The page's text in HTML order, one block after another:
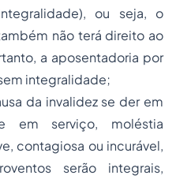
ou seja, o
não terá direito ao
a aposentadoria por
integralidade;
se der em
em serviço, moléstia
contagiosa ou incurável,
serão integrais,